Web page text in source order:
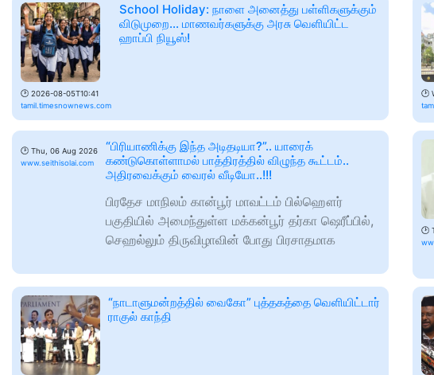
🕑 2026-08-05T10:41
tamil.timesnownews.com
School Holiday: நாளை அனைத்து பள்ளிகளுக்கும்
விடுமுறை... மாணவர்களுக்கு அரசு வெளியிட்ட
ஹாப்பி நியூஸ்!
🕑
🕑 Thu, 06 Aug 2026
www.seithisolai.com
“பிரியாணிக்கு இந்த அடிதடியா?”.. யாரைக்
கண்டுகொள்ளாமல் பாத்திரத்தில் விழுந்த கூட்டம்..
அதிரவைக்கும் வைரல் வீடியோ..!!!
பிரதேச மாநிலம் கான்பூர் மாவட்டம் பில்ஹௌர்
பகுதியில் அமைந்துள்ள மக்கன்பூர் தர்கா ஷெரீப்பில்,
செஹல்லும் திருவிழாவின் போது பிரசாதமாக
🕑
“நாடாளுமன்றத்தில் வைகோ” புத்தகத்தை வெளியிட்டார்
ராகுல் காந்தி